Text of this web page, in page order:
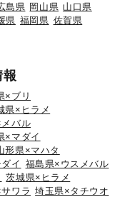
島県 岡山県 山口県
県 福岡県 佐賀県
報
×ブリ
県×ヒラメ
バル
×マダイ
形県×マハタ
イ 福島県×ウスメバル
茨城県×ヒラメ
ワラ 埼玉県×タチウオ